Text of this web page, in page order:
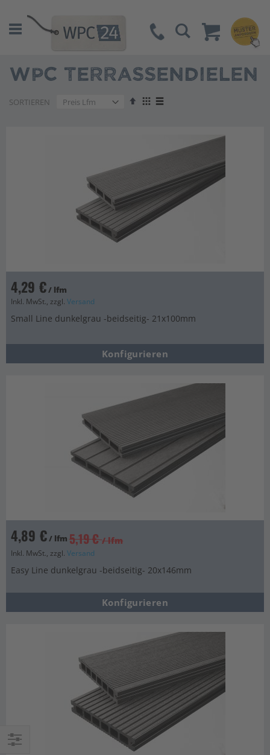
Suche
WPC TERRASSENDIELEN
SORTIEREN
AbsteigendAnzeigen
4,29 €/ lfm
Inkl. MwSt., zzgl. Versand
Small Line dunkelgrau -beidseitig- 21x100mm
Konfigurieren
4,89 €/ lfm 5,19 € / lfm
Inkl. MwSt., zzgl. Versand
Easy Line dunkelgrau -beidseitig- 20x146mm
Konfigurieren